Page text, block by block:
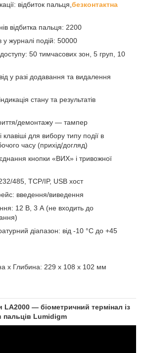
відбиток пальця, безконтактна
відбитка пальця: 2200
у журналі подій: 50000
50 тимчасових зон, 5 груп, 10
у разі додавання та видалення
стану та результатів
демонтажу — тампер
клавіші для вибору типу події в
часу (прихід/догляд)
кнопки «ВИХ» і тривожної
485, TCP/IP, USB хост
введення/виведення
12 В, 3 А (не входить до
діапазон: від -10 °C до +45
х Глибина: 229 х 108 х 102 мм
LA2000 — біометричний термінал із
пальців Lumidigm